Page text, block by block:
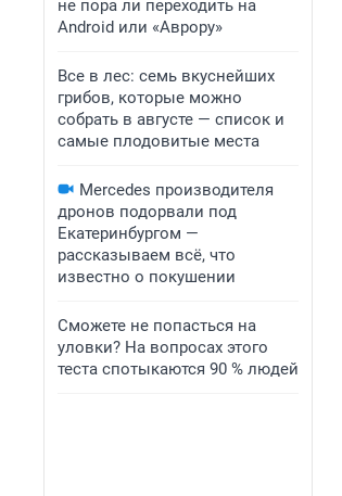
не пора ли переходить на
Android или «Аврору»
Все в лес: семь вкуснейших
грибов, которые можно
собрать в августе — список и
самые плодовитые места
Mercedes производителя
дронов подорвали под
Екатеринбургом —
рассказываем всё, что
известно о покушении
Сможете не попасться на
уловки? На вопросах этого
теста спотыкаются 90 % людей